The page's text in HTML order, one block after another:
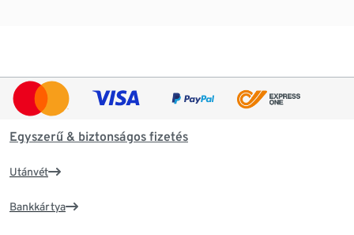
Egyszerű & biztonságos fizetés
Utánvét
Bankkártya